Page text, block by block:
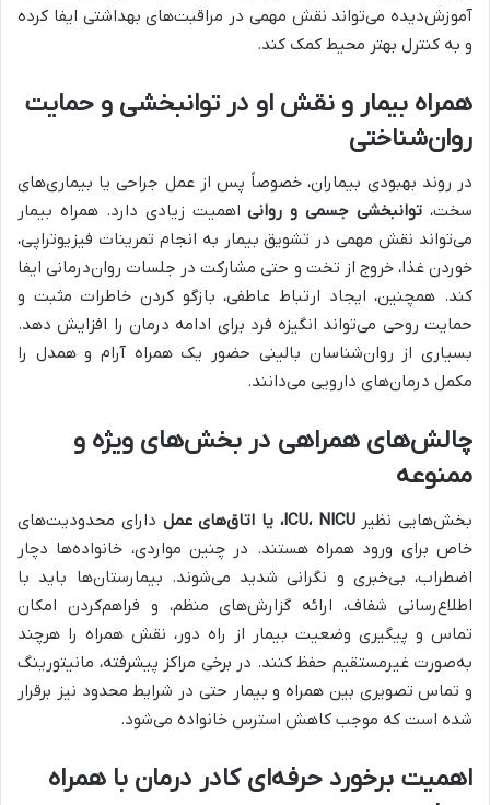
آموزش‌دیده می‌تواند نقش مهمی در مراقبت‌های بهداشتی ایفا کرده
و به کنترل بهتر محیط کمک کند.
همراه بیمار و نقش او در توانبخشی و حمایت
روان‌شناختی
در روند بهبودی بیماران، خصوصاً پس از عمل جراحی یا بیماری‌های
سخت، توانبخشی جسمی و روانیاهمیت زیادی دارد. همراه بیمار
می‌تواند نقش مهمی در تشویق بیمار به انجام تمرینات فیزیوتراپی،
خوردن غذا، خروج از تخت و حتی مشارکت در جلسات روان‌درمانی ایفا
کند. همچنین، ایجاد ارتباط عاطفی، بازگو کردن خاطرات مثبت و
حمایت روحی می‌تواند انگیزه فرد برای ادامه درمان را افزایش دهد.
بسیاری از روان‌شناسان بالینی حضور یک همراه آرام و همدل را
مکمل درمان‌های دارویی می‌دانند.
چالش‌های همراهی در بخش‌های ویژه و
ممنوعه
بخش‌هایی نظیر ICU، NICU ، یا اتاق‌های عمل دارای محدودیت‌های
خاص برای ورود همراه هستند. در چنین مواردی، خانواده‌ها دچار
اضطراب، بی‌خبری و نگرانی شدید می‌شوند. بیمارستان‌ها باید با
اطلاع‌رسانی شفاف، ارائه گزارش‌های منظم، و فراهم‌کردن امکان
تماس و پیگیری وضعیت بیمار از راه دور، نقش همراه را هرچند
به‌صورت غیرمستقیم حفظ کنند. در برخی مراکز پیشرفته، مانیتورینگ
و تماس تصویری بین همراه و بیمار حتی در شرایط محدود نیز برقرار
شده است که موجب کاهش استرس خانواده می‌شود.
اهمیت برخورد حرفه‌ای کادر درمان با همراه